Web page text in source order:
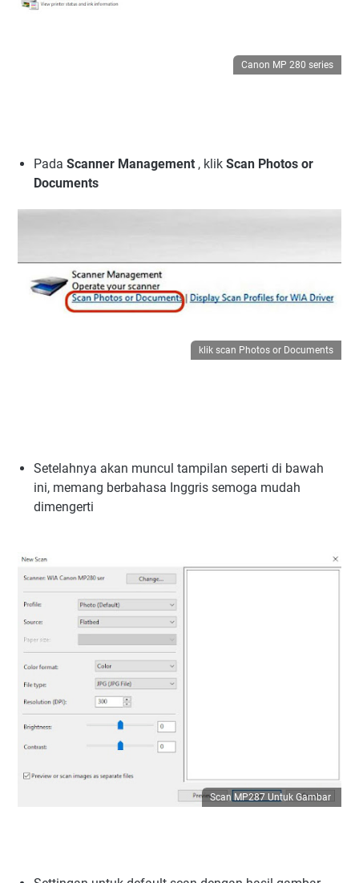
Canon MP 280 series
Pada Scanner Management , klik Scan Photos or
Documents
klik scan Photos or Documents
Setelahnya akan muncul tampilan seperti di bawah
ini, memang berbahasa Inggris semoga mudah
dimengerti
Scan MP287 Untuk Gambar